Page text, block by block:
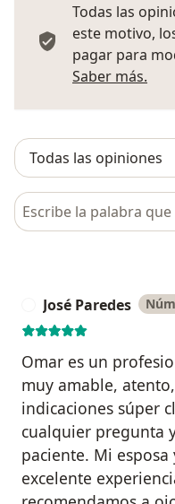
Todas las
este motivo,
pagar para
Saber más.
Busca en opiniones
José Paredes
Omar es un
muy amable,
indicaciones súper
cualquier pregunta
paciente. Mi
excelente